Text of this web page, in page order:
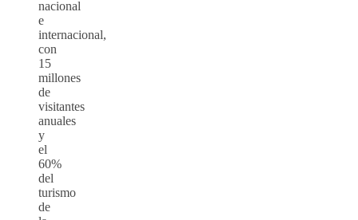
nacional
e
internacional,
con
15
millones
de
visitantes
anuales
y
el
60%
del
turismo
de